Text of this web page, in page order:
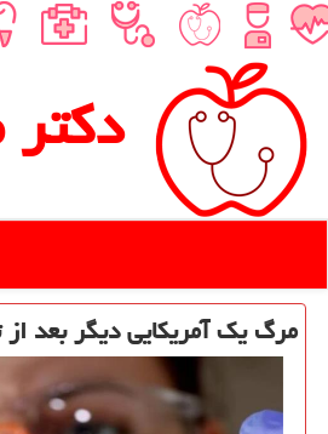
مرگ یك آمریكایی دیگر بعد